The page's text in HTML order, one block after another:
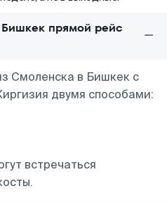
прямой рейс
Смоленска в Бишкек с
двумя способами:
встречаться